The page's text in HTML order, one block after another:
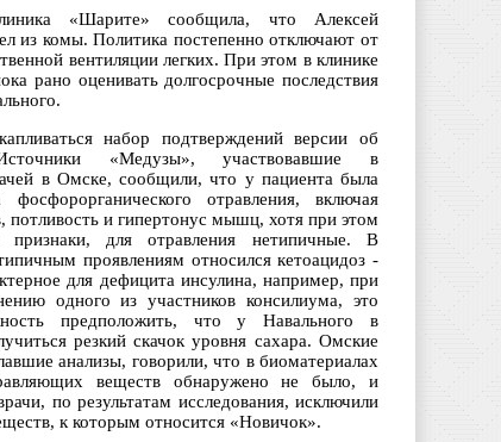
«Шарите» сообщила, что Алексей
из комы. Политика постепенно отключают от
вентиляции легких. При этом в клинике
рано оценивать долгосрочные последствия
набор подтверждений версии об
«Медузы», участвовавшие в
в Омске, сообщили, что у пациента была
фосфорорганического отравления, включая
потливость и гипертонус мышц, хотя при этом
признаки, для отравления нетипичные. В
проявлениям относился кетоацидоз -
для дефицита инсулина, например, при
одного из участников консилиума, это
предположить, что у Навального в
резкий скачок уровня сахара. Омские
анализы, говорили, что в биоматериалах
веществ обнаружено не было, и
по результатам исследования, исключили
к которым относится «Новичок».